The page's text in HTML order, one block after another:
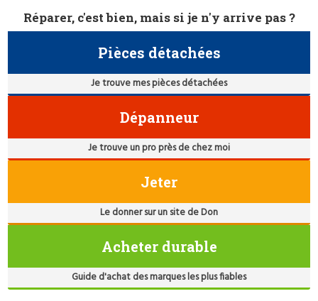
Réparer, c'est bien, mais si je n'y arrive pas ?
Pièces détachées
Je trouve mes pièces détachées
Dépanneur
Je trouve un pro près de chez moi
Jeter
Le donner sur un site de Don
Acheter durable
Guide d'achat des marques les plus fiables